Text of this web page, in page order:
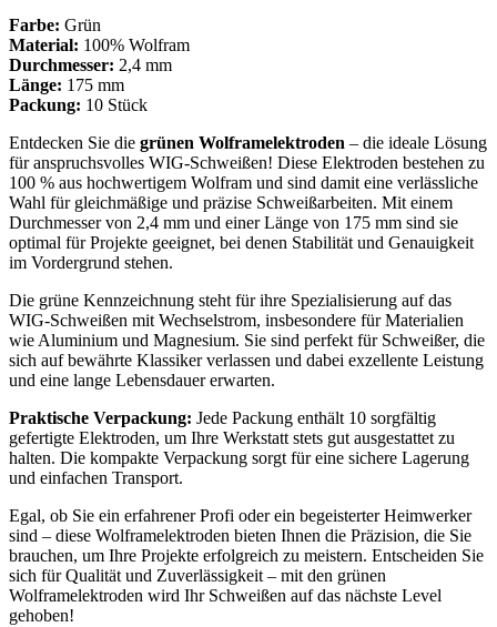
Farbe: Grün
Material: 100% Wolfram
Durchmesser: 2,4 mm
Länge: 175 mm
Packung: 10 Stück
Entdecken Sie die grünen Wolframelektroden – die ideale Lösung
für anspruchsvolles WIG-Schweißen! Diese Elektroden bestehen zu
100 % aus hochwertigem Wolfram und sind damit eine verlässliche
Wahl für gleichmäßige und präzise Schweißarbeiten. Mit einem
Durchmesser von 2,4 mm und einer Länge von 175 mm sind sie
optimal für Projekte geeignet, bei denen Stabilität und Genauigkeit
im Vordergrund stehen.
Die grüne Kennzeichnung steht für ihre Spezialisierung auf das
WIG-Schweißen mit Wechselstrom, insbesondere für Materialien
wie Aluminium und Magnesium. Sie sind perfekt für Schweißer, die
sich auf bewährte Klassiker verlassen und dabei exzellente Leistung
und eine lange Lebensdauer erwarten.
Praktische Verpackung: Jede Packung enthält 10 sorgfältig
gefertigte Elektroden, um Ihre Werkstatt stets gut ausgestattet zu
halten. Die kompakte Verpackung sorgt für eine sichere Lagerung
und einfachen Transport.
Egal, ob Sie ein erfahrener Profi oder ein begeisterter Heimwerker
sind – diese Wolframelektroden bieten Ihnen die Präzision, die Sie
brauchen, um Ihre Projekte erfolgreich zu meistern. Entscheiden Sie
sich für Qualität und Zuverlässigkeit – mit den grünen
Wolframelektroden wird Ihr Schweißen auf das nächste Level
gehoben!